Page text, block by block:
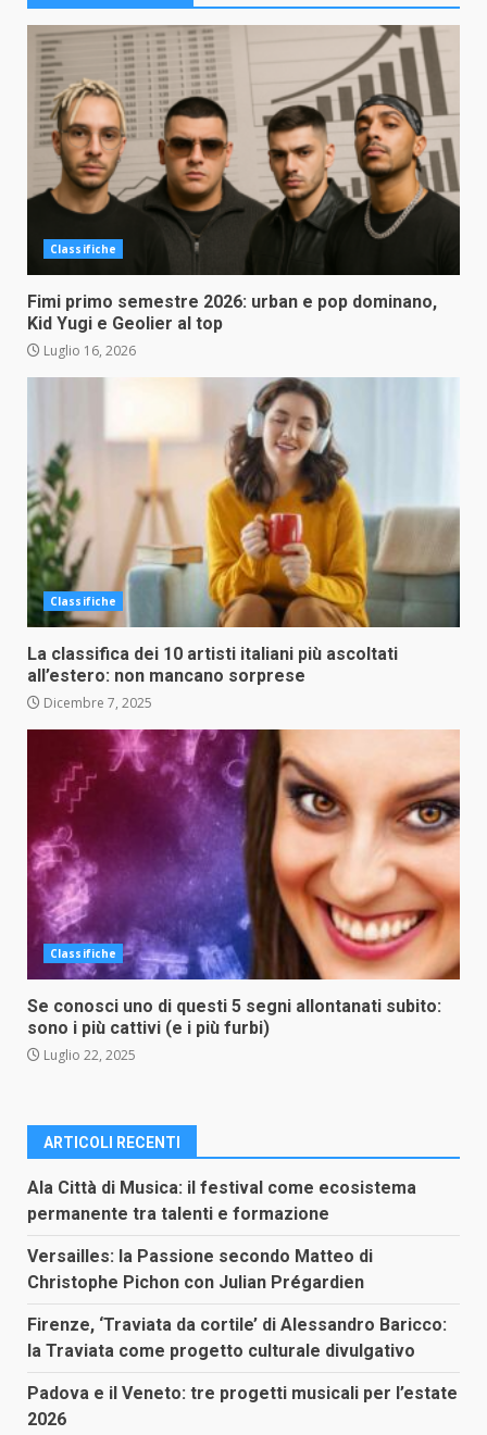
Classifiche
Fimi primo semestre 2026: urban e pop dominano,
Kid Yugi e Geolier al top
Luglio 16, 2026
Classifiche
La classifica dei 10 artisti italiani più ascoltati
all’estero: non mancano sorprese
Dicembre 7, 2025
Classifiche
Se conosci uno di questi 5 segni allontanati subito:
sono i più cattivi (e i più furbi)
Luglio 22, 2025
ARTICOLI RECENTI
Ala Città di Musica: il festival come ecosistema
permanente tra talenti e formazione
Versailles: la Passione secondo Matteo di
Christophe Pichon con Julian Prégardien
Firenze, ‘Traviata da cortile’ di Alessandro Baricco:
la Traviata come progetto culturale divulgativo
Padova e il Veneto: tre progetti musicali per l’estate
2026